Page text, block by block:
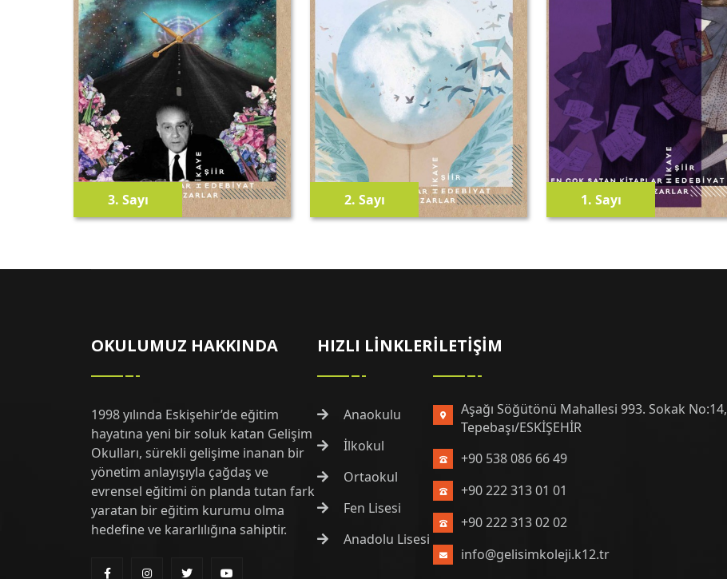
3. Sayı 2. Sayı 1. Sayı
OKULUMUZ HAKKINDA
1998 yılında Eskişehir’de eğitim
hayatına yeni bir soluk katan Gelişim
Okulları, sürekli gelişime inanan bir
yönetim anlayışıyla çağdaş ve
evrensel eğitimi ön planda tutan fark
yaratan bir eğitim kurumu olma
hedefine ve kararlılığına sahiptir.
HIZLI LINKLER
Anaokulu
İlkokul
Ortaokul
Fen Lisesi
Anadolu Lisesi
İLETIŞIM
Aşağı Söğütönü Mahallesi 993. Sokak No:14,
Tepebaşı/ESKİŞEHİR
+90 538 086 66 49
+90 222 313 01 01
+90 222 313 02 02
info@gelisimkoleji.k12.tr